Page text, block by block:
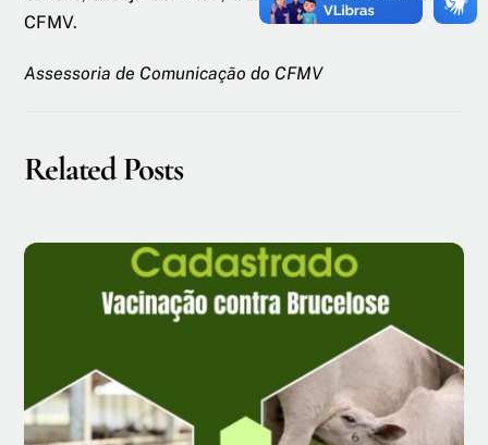
CFMV.
Assessoria de Comunicação do CFMV
Related Posts